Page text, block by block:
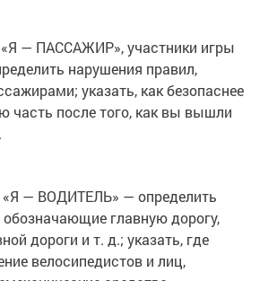
— ПАССАЖИР», участники игры
нарушения правил,
указать, как безопаснее
часть после того, как вы вышли
«Я — ВОДИТЕЛЬ» — определить
главную дорогу,
дороги и т. д.; указать, где
велосипедистов и лиц,